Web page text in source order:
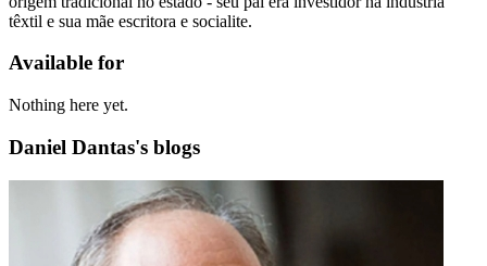
têxtil e sua mãe escritora e socialite.
Available for
Nothing here yet.
Daniel Dantas's blogs